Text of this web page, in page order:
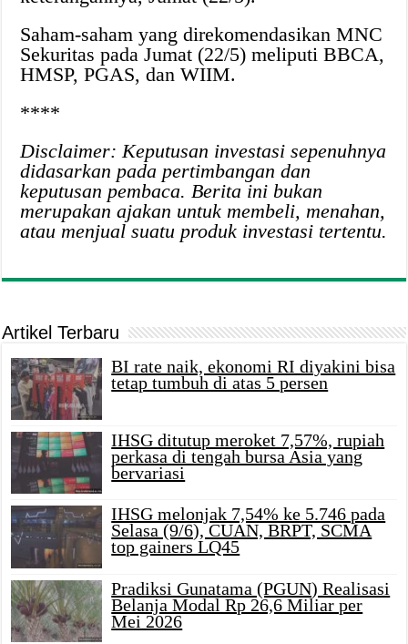
Saham-saham yang direkomendasikan MNC
Sekuritas pada Jumat (22/5) meliputi BBCA,
HMSP, PGAS, dan WIIM.
****
Disclaimer: Keputusan investasi sepenuhnya
didasarkan pada pertimbangan dan
keputusan pembaca. Berita ini bukan
merupakan ajakan untuk membeli, menahan,
atau menjual suatu produk investasi tertentu.
Artikel Terbaru
BI rate naik, ekonomi RI diyakini bisa
tetap tumbuh di atas 5 persen
IHSG ditutup meroket 7,57%, rupiah
perkasa di tengah bursa Asia yang
bervariasi
IHSG melonjak 7,54% ke 5.746 pada
Selasa (9/6), CUAN, BRPT, SCMA
top gainers LQ45
Pradiksi Gunatama (PGUN) Realisasi
Belanja Modal Rp 26,6 Miliar per
Mei 2026